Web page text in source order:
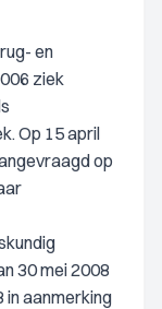
en
ziek
Op 15 april
op
30 mei 2008
in aanmerking